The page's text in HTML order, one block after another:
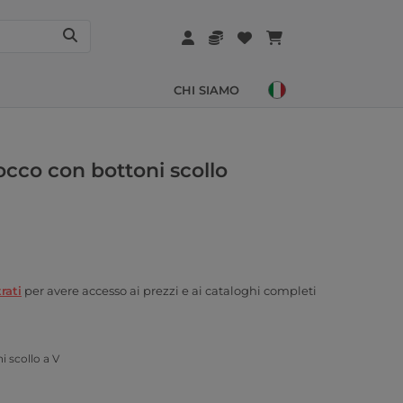
CHI SIAMO
con bottoni scollo
per avere accesso ai prezzi e ai cataloghi completi
scollo a V